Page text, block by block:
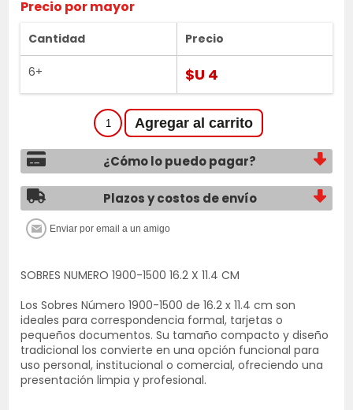
Precio por mayor
Cantidad
6+
Precio
$U 4
¿Cómo lo puedo pagar?
Plazos y costos de envío
SOBRES NUMERO 1900-1500 16.2 X 11.4 CM
Los Sobres Número 1900-1500 de 16.2 x 11.4 cm son
ideales para correspondencia formal, tarjetas o
pequeños documentos. Su tamaño compacto y diseño
tradicional los convierte en una opción funcional para
uso personal, institucional o comercial, ofreciendo una
presentación limpia y profesional.